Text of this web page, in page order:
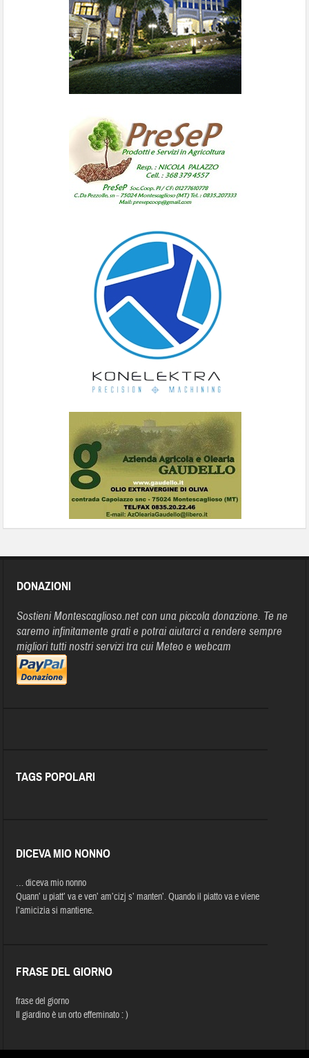
DONAZIONI
Sostieni Montescaglioso.net con una piccola donazione. Te ne
saremo infinitamente grati e potrai aiutarci a rendere sempre
migliori tutti nostri servizi tra cui Meteo e webcam
TAGS POPOLARI
DICEVA MIO NONNO
… diceva mio nonno
Quann’ u piatt’ va e ven’ am’cizj s’ manten’. Quando il piatto va e viene
l’amicizia si mantiene.
FRASE DEL GIORNO
frase del giorno
Il giardino è un orto effeminato : )